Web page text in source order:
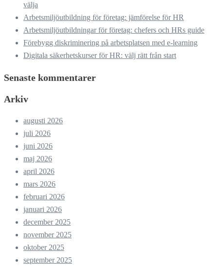
välja
Arbetsmiljöutbildning för företag: jämförelse för HR
Arbetsmiljöutbildningar för företag: chefers och HRs guide
Förebygg diskriminering på arbetsplatsen med e-learning
Digitala säkerhetskurser för HR: välj rätt från start
Senaste kommentarer
Arkiv
augusti 2026
juli 2026
juni 2026
maj 2026
april 2026
mars 2026
februari 2026
januari 2026
december 2025
november 2025
oktober 2025
september 2025